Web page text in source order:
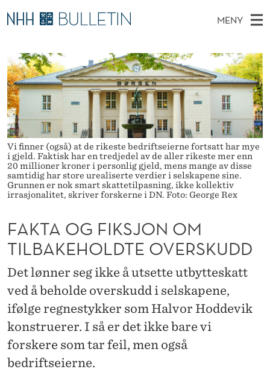
F
A
K
T
A
O
G
F
S
O
N
O
M
T
MENY
O
V
E
D
M
E
N
Y
K
I
N
E
T
T
S
T
E
D
E
T
Stipendiater og nye forskerprofiler
Disputaser
Ekspertutvalg
Om Bulletin
Vi finner (også) at de rikeste bedriftseierne fortsatt har mye
i gjeld. Faktisk har en tredjedel av de aller rikeste mer enn
20 millioner kroner i personlig gjeld, mens mange av disse
samtidig har store urealiserte verdier i selskapene sine.
Grunnen er nok smart skattetilpasning, ikke kollektiv
irrasjonalitet, skriver forskerne i DN. Foto: George Rex
FAKTA OG FIKSJON OM
TILBAKEHOLDTE OVERSKUDD
Det lønner seg ikke å utsette utbytteskatt
ved å beholde overskudd i selskapene,
ifølge regnestykker som Halvor Hoddevik
konstruerer. I så er det ikke bare vi
forskere som tar feil, men også
bedriftseierne.